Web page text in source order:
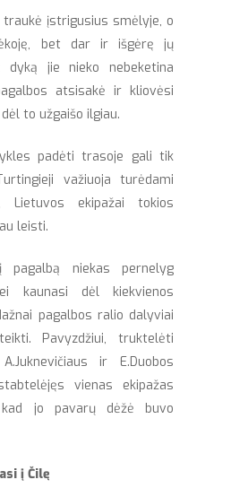
traukė įstrigusius smėlyje, o
bet dar ir išgėrę jų
dyką jie nieko nebeketina
atsisakė ir kliovėsi
to užgaišo ilgiau.
padėti trasoje gali tik
važiuoja turėdami
Lietuvos ekipažai tokios
leisti.
niekas pernelyg
kaunasi dėl kiekvienos
pagalbos ralio dalyviai
Pavyzdžiui, truktelėti
ir E.Duobos
vienas ekipažas
jo pavarų dėžė buvo
į Čilę